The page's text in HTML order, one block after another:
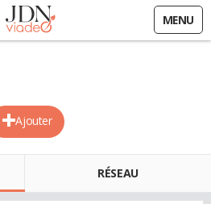
MENU
Ajouter
RÉSEAU